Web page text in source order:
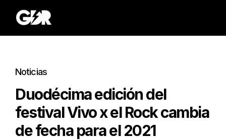
Noticias
Duodécima edición del
festival Vivo x el Rock cambia
de fecha para el 2021